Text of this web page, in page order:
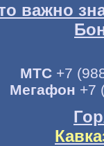
важно
МТС+7
Мегафон +7